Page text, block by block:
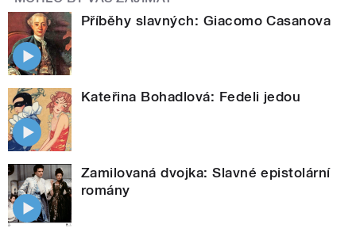
Příběhy slavných: Giacomo Casanova
Kateřina Bohadlová: Fedeli jedou
Zamilovaná dvojka: Slavné epistolární
romány